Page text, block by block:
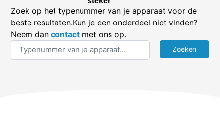
Zoek op het typenummer van je apparaat voor de
beste resultaten.Kun je een onderdeel niet vinden?
Neem dan contact met ons op.